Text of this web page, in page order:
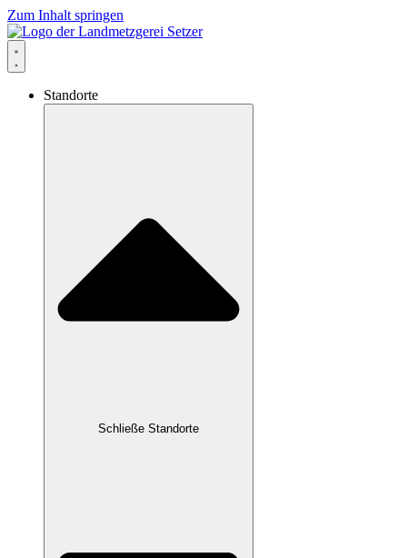
Zum Inhalt springen
Standorte
Schließe Standorte